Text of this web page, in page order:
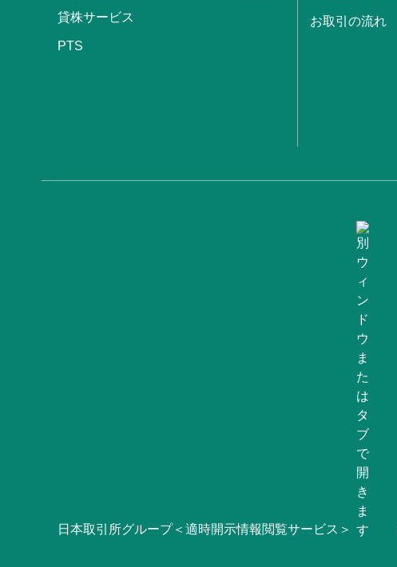
貸株サービス
PTS
お取引の流れ
日本取引所グループ＜適時開示情報閲覧サービス＞